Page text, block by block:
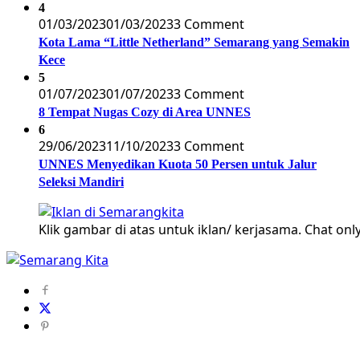
4
01/03/202301/03/20233 Comment
Kota Lama “Little Netherland” Semarang yang Semakin
Kece
5
01/07/202301/07/20233 Comment
8 Tempat Nugas Cozy di Area UNNES
6
29/06/202311/10/20233 Comment
UNNES Menyedikan Kuota 50 Persen untuk Jalur
Seleksi Mandiri
Klik gambar di atas untuk iklan/ kerjasama. Chat